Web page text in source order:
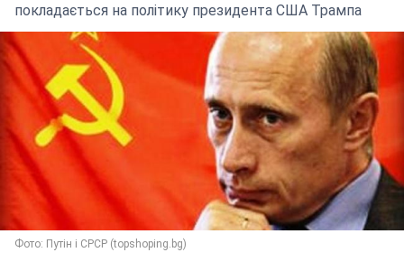
покладається на політику президента США Трампа
Фото: Путін і СРСР (topshoping.bg)